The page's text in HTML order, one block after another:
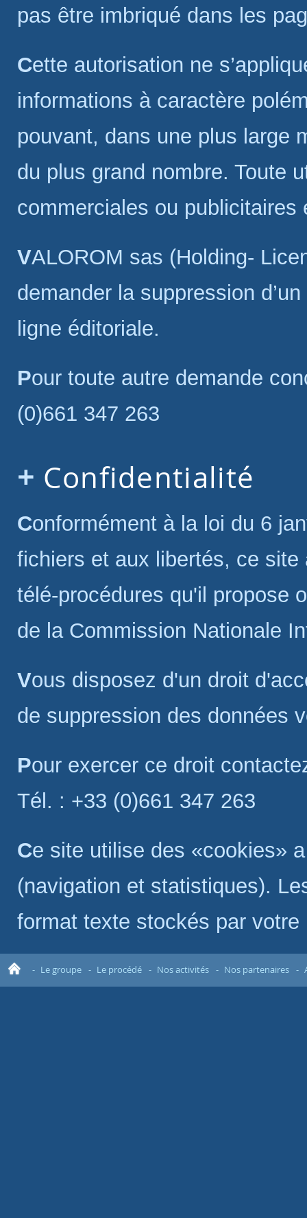
pas être imbriqué dans les
Cette autorisation ne s’applique pas aux sites internet diffusant des
informations à caractère
pouvant, dans une plus large
du plus grand nombre. Toute
commerciales ou publicitaires
VALOROM sas (Holding- Licences) se réserve donc le droit de
demander la suppression
ligne éditoriale.
Pour toute autre demande concernant un lien hypertexte : Tél. : +33
(0)661 347 263
Confidentialité
Conformément à la loi du 6 janvier 1978 relative à l'informatique, aux
fichiers et aux libertés, ce
télé-procédures qu'il propose
de la Commission Nationale
Vous disposez d'un droit d'accès, de modification, de rectification et
de suppression des données
Pour exercer ce droit
Tél. : +33 (0)661 347 263
Ce site utilise des «cookies» a des fins purement utilitaires
(navigation et statistiques).
format texte stockés par
Acc
ueil
Le groupe Le procédé Nos activités Nos partenaires